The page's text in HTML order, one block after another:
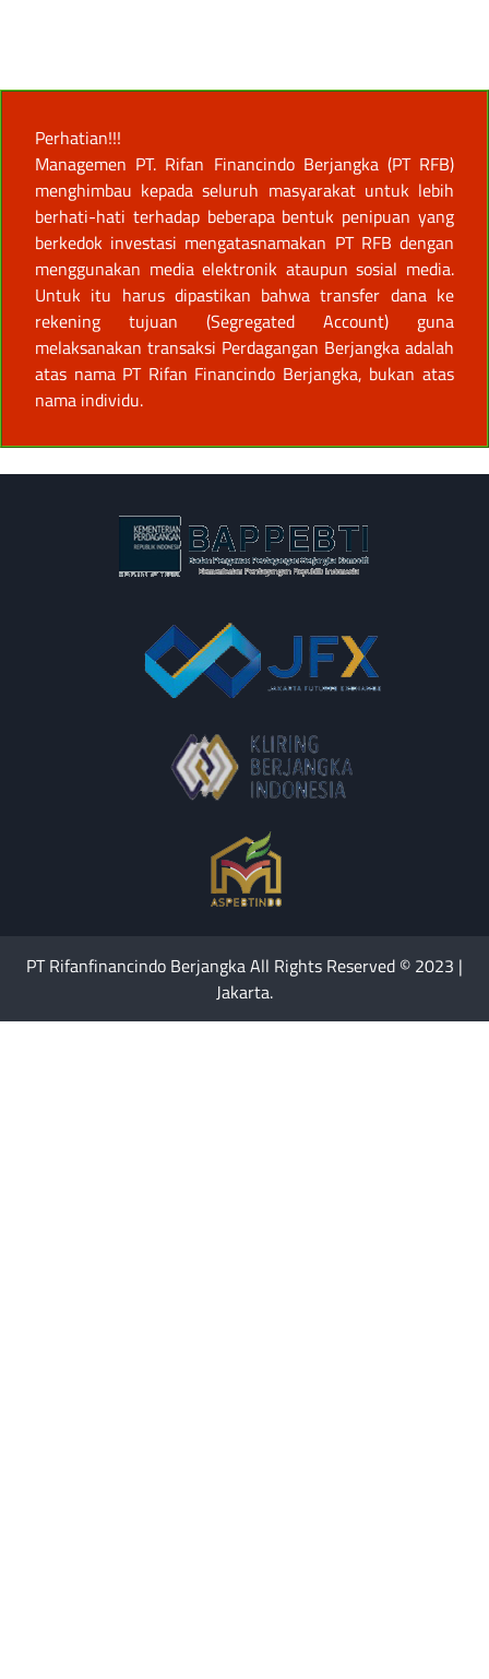
Perhatian!!!
Managemen PT. Rifan Financindo Berjangka (PT RFB)
menghimbau kepada seluruh masyarakat untuk lebih
berhati-hati terhadap beberapa bentuk penipuan yang
berkedok investasi mengatasnamakan PT RFB dengan
menggunakan media elektronik ataupun sosial media.
Untuk itu harus dipastikan bahwa transfer dana ke
rekening tujuan (Segregated Account) guna
melaksanakan transaksi Perdagangan Berjangka adalah
atas nama PT Rifan Financindo Berjangka, bukan atas
nama individu.
PT Rifanfinancindo Berjangka All Rights Reserved © 2023 |
Jakarta.